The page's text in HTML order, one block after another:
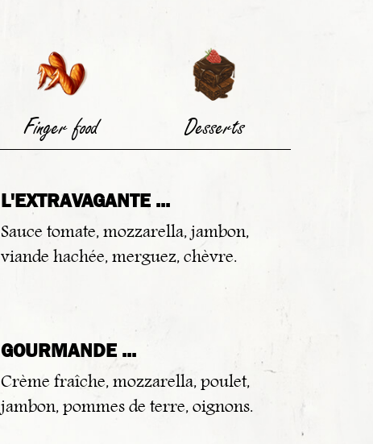
Finger food Desserts
L'EXTRAVAGANTE ...
Sauce tomate, mozzarella, jambon,
viande hachée, merguez, chèvre.
GOURMANDE ...
Crème fraîche, mozzarella, poulet,
jambon, pommes de terre, oignons.